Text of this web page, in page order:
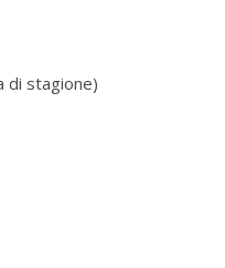
di stagione)